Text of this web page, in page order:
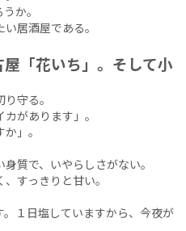
か。
居酒屋である。
「花いち」。そして小
守る。
があります」。
」。
質で、いやらしさがない。
すっきりと甘い。
。１日塩していますから、今夜が